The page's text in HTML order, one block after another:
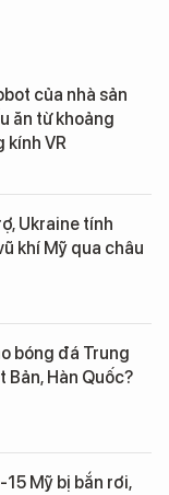
của nhà sản
ăn từ khoảng
kính VR
Ukraine tính
khí Mỹ qua châu
bóng đá Trung
Bản, Hàn Quốc?
Mỹ bị bắn rơi,